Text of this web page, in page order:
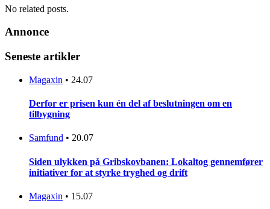
No related posts.
Annonce
Seneste artikler
Magaxin • 24.07
Derfor er prisen kun én del af beslutningen om en
tilbygning
Samfund • 20.07
Siden ulykken på Gribskovbanen: Lokaltog gennemfører
initiativer for at styrke tryghed og drift
Magaxin • 15.07